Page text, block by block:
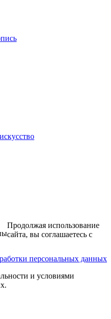
персональных данных
Продолжая использование
сайта, вы соглашаетесь с
и условиями